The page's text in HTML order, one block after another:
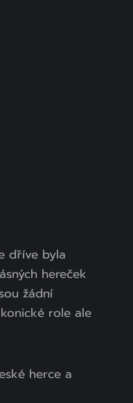
dříve byla
hereček
žádní
role ale
herce a